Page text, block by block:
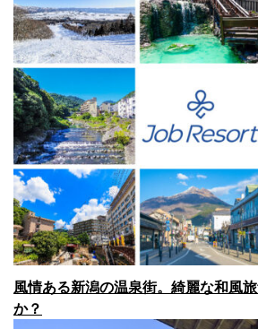
風情ある新潟の温泉街。綺麗な和風
か？